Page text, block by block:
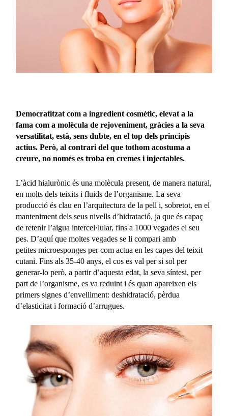
Democratitzat com a ingredient cosmètic, elevat a la
fama com a molècula de rejoveniment, gràcies a la seva
versatilitat, està, sens dubte, en el top dels principis
actius. Però, al contrari del que tothom acostuma a
creure, no només es troba en cremes i injectables.
L’àcid hialurònic és una molècula present, de manera natural,
en molts dels teixits i fluids de l’organisme. La seva
producció és clau en l’arquitectura de la pell i, sobretot, en el
manteniment dels seus nivells d’hidratació, ja que és capaç
de retenir l’aigua intercel·lular, fins a 1000 vegades el seu
pes. D’aquí que moltes vegades se li compari amb
petites microesponges per com actua en les capes del teixit
cutani. Fins als 35-40 anys, el cos es val per si sol per
generar-lo però, a partir d’aquesta edat, la seva síntesi, per
part de l’organisme, es va reduint i és quan apareixen els
primers signes d’envelliment: deshidratació, pèrdua
d’elasticitat i formació d’arrugues.